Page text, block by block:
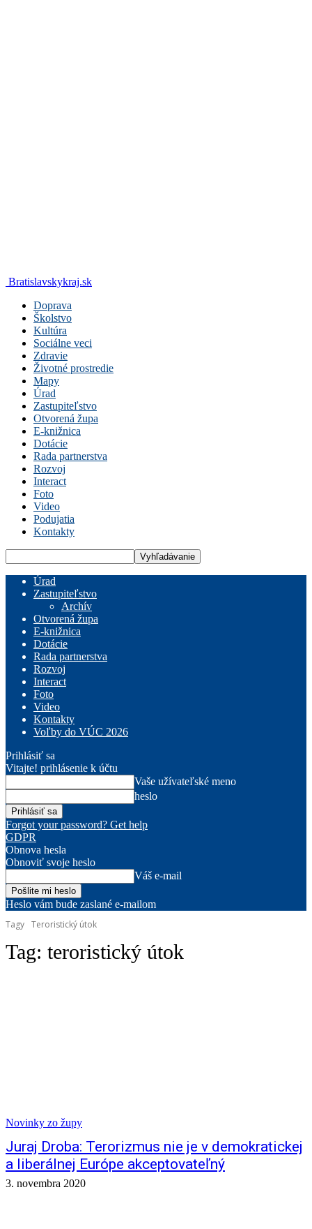
Bratislavskykraj.sk
Doprava
Školstvo
Kultúra
Sociálne veci
Zdravie
Životné prostredie
Mapy
Úrad
Zastupiteľstvo
Otvorená župa
E-knižnica
Dotácie
Rada partnerstva
Rozvoj
Interact
Foto
Video
Podujatia
Kontakty
Úrad
Zastupiteľstvo
Archív
Otvorená župa
E-knižnica
Dotácie
Rada partnerstva
Rozvoj
Interact
Foto
Video
Kontakty
Voľby do VÚC 2026
Prihlásiť sa
Vitajte! prihlásenie k účtu
Vaše užívateľské meno
heslo
Forgot your password? Get help
GDPR
Obnova hesla
Obnoviť svoje heslo
Váš e-mail
Heslo vám bude zaslané e-mailom
Tagy Teroristický útok
Tag: teroristický útok
Novinky zo župy
Juraj Droba: Terorizmus nie je v demokratickej
a liberálnej Európe akceptovateľný
3. novembra 2020